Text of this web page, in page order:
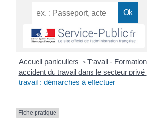
Accueil particuliers > Travail - Formation
accident du travail dans le secteur privé
travail : démarches à effectuer
Fiche pratique